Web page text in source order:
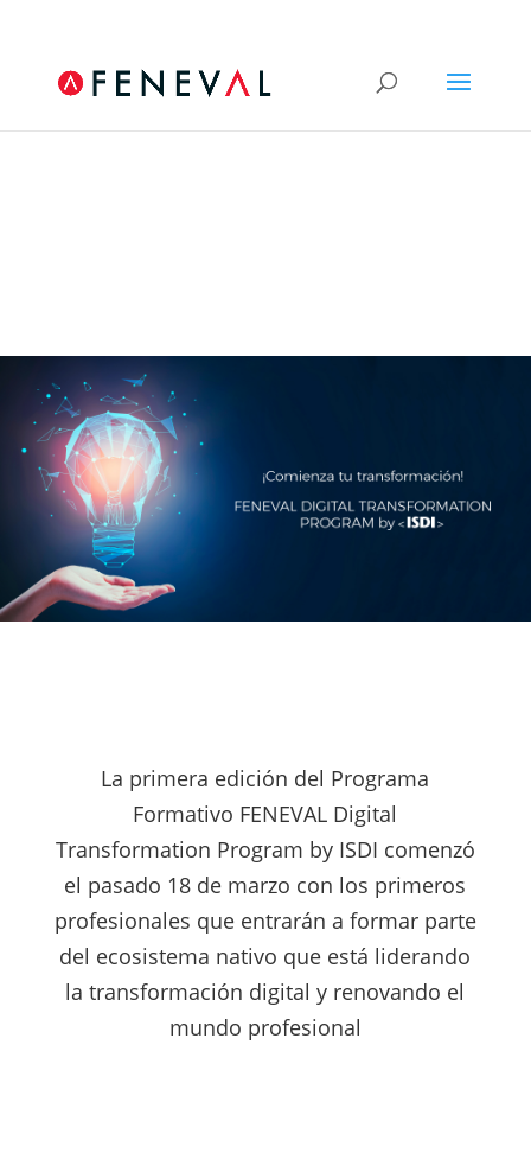
La primera edición del Programa
Formativo FENEVAL Digital
Transformation Program by ISDI comenzó
el pasado 18 de marzo con los primeros
profesionales que entrarán a formar parte
del ecosistema nativo que está liderando
la transformación digital y renovando el
mundo profesional